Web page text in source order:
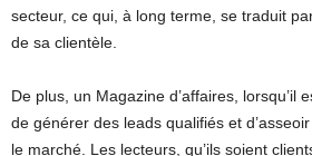
secteur, ce qui, à long terme, se traduit
de sa clientèle.
De plus, un Magazine d’affaires, lorsqu’il
de générer des leads qualifiés et
le marché. Les lecteurs, qu’ils soient